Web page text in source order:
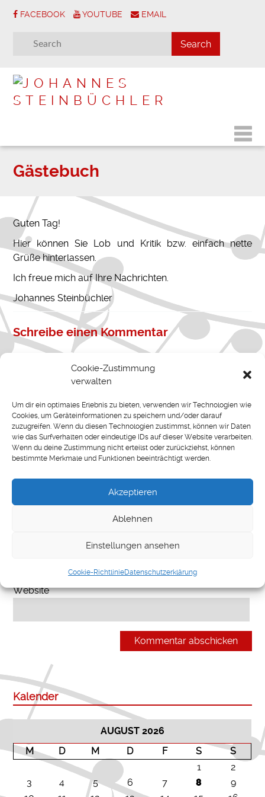
Cookie-Zustimmung
verwalten
Um dir ein optimales Erlebnis zu bieten, verwenden wir Technologien wie
Cookies, um Geräteinformationen zu speichern und/oder darauf
zuzugreifen. Wenn du diesen Technologien zustimmst, können wir Daten
wie das Surfverhalten oder eindeutige IDs auf dieser Website verarbeiten.
Wenn du deine Zustimmung nicht erteilst oder zurückziehst, können
bestimmte Merkmale und Funktionen beeinträchtigt werden.
Akzeptieren
Ablehnen
Einstellungen ansehen
Cookie-RichtlinieDatenschutzerklärung
FACEBOOK YOUTUBE EMAIL
Gästebuch
Guten Tag!
Hier können Sie Lob und Kritik bzw. einfach nette
Grüße hinterlassen.
Ich freue mich auf Ihre Nachrichten.
Johannes Steinbüchler
Schreibe einen Kommentar
Erforderliche Felder sind mit*markiert
Kommentar*
*
Website
Kalender
AUGUST 2026
M
D M D F S
S
1
2
3
4 5 6 7 8
9